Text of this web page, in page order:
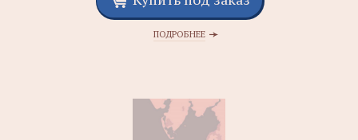
ПОДРОБНЕЕ